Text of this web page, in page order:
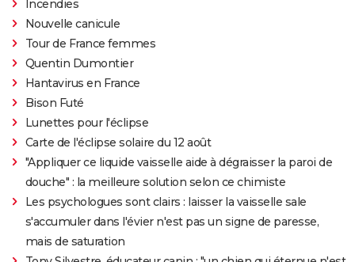
Incendies
Nouvelle canicule
Tour de France femmes
Quentin Dumontier
Hantavirus en France
Bison Futé
Lunettes pour l'éclipse
Carte de l'éclipse solaire du 12 août
"Appliquer ce liquide vaisselle aide à dégraisser la paroi de
douche" : la meilleure solution selon ce chimiste
Les psychologues sont clairs : laisser la vaisselle sale
s'accumuler dans l'évier n'est pas un signe de paresse,
mais de saturation